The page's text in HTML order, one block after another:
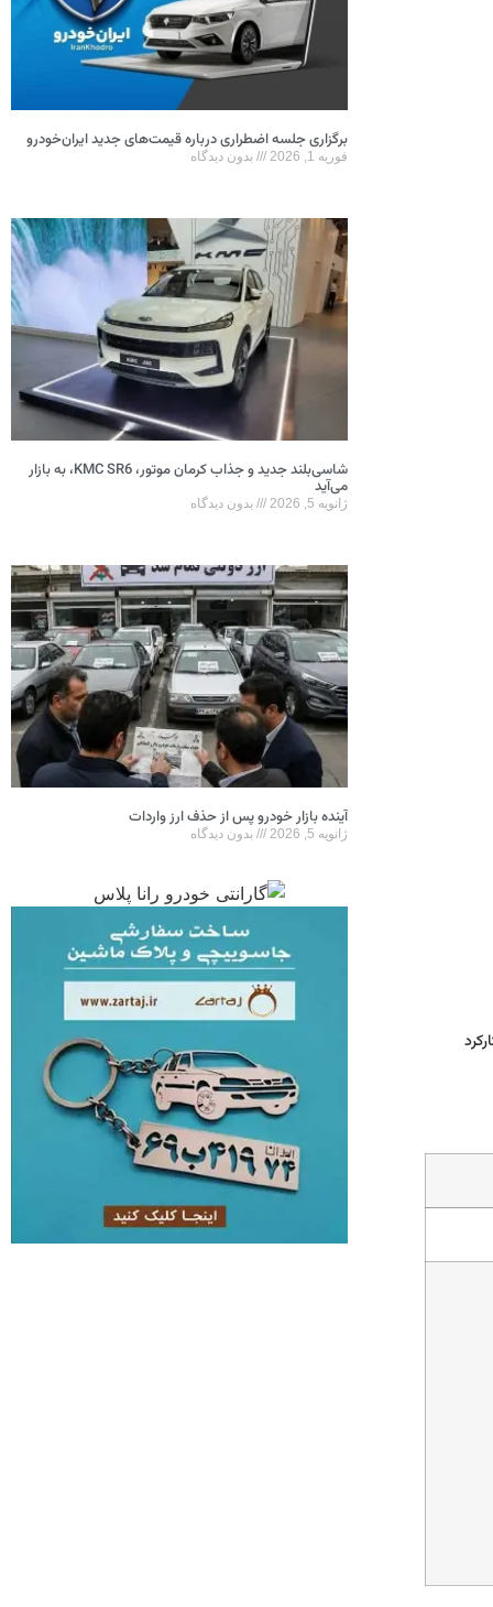
برگزاری جلسه اضطراری درباره قیمت‌های جدید ایران‌خودرو
فوریه 1, 2026 بدون دیدگاه
شاسی‌بلند جدید و جذاب کرمان موتور، KMC SR6، به بازار
می‌آید
ژانویه 5, 2026 بدون دیدگاه
آینده بازار خودرو پس از حذف ارز واردات
ژانویه 5, 2026 بدون دیدگاه